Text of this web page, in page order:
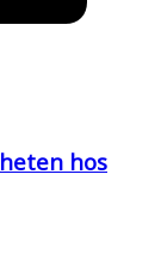
hos